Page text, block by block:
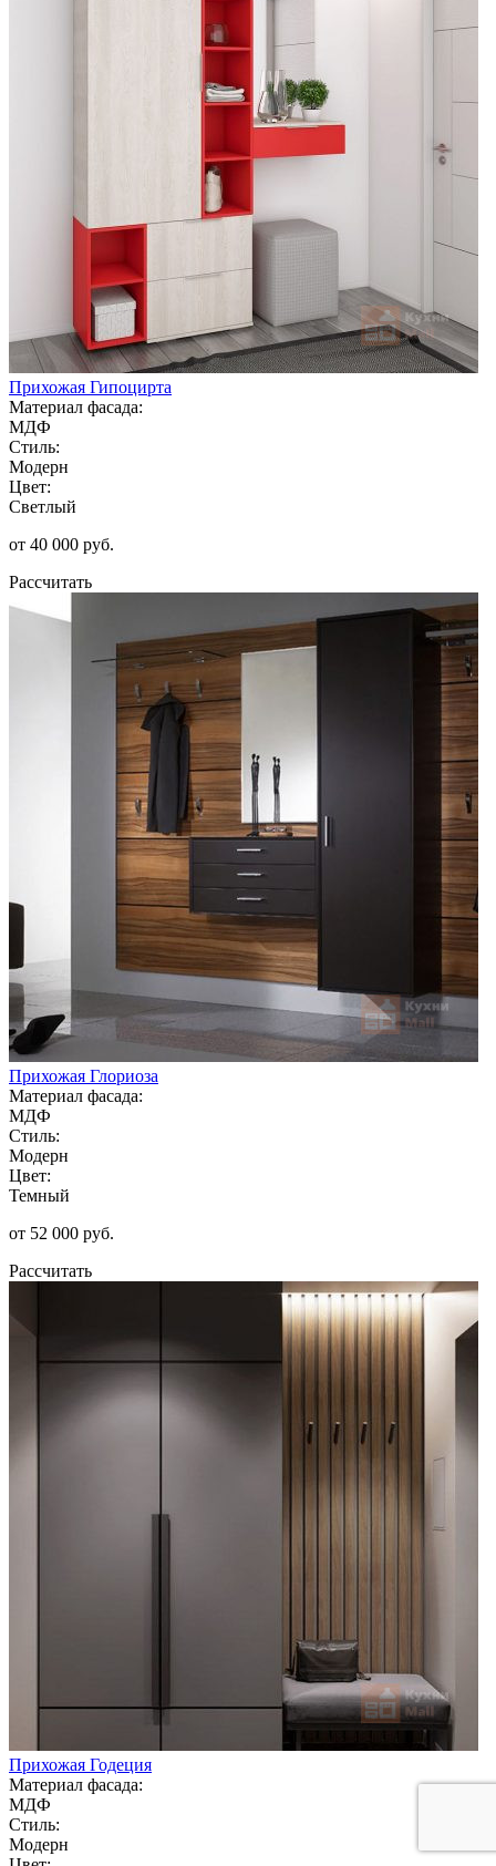
Прихожая Гипоцирта
Материал фасада:
МДФ
Стиль:
Модерн
Цвет:
Светлый
от 40 000 руб.
Рассчитать
Прихожая Глориоза
Материал фасада:
МДФ
Стиль:
Модерн
Цвет:
Темный
от 52 000 руб.
Рассчитать
Прихожая Годеция
Материал фасада:
МДФ
Стиль:
Модерн